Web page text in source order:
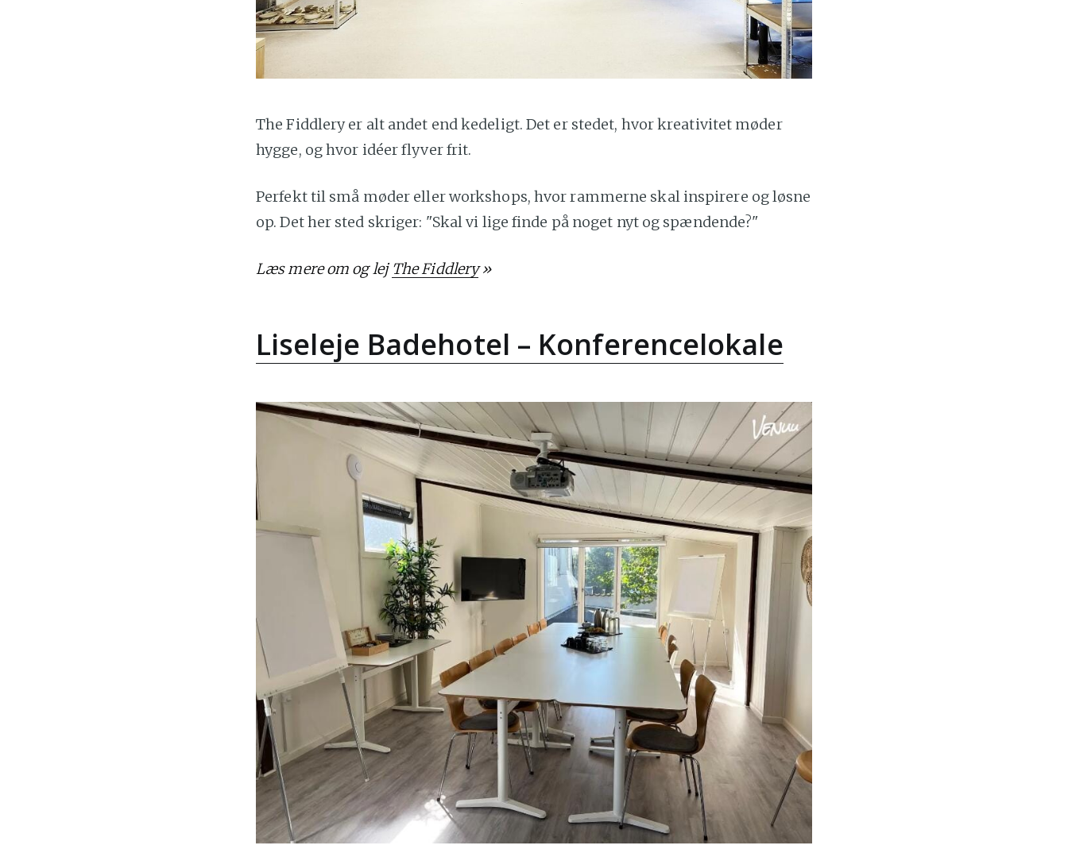
The Fiddlery er alt andet end kedeligt. Det er stedet, hvor kreativitet møder
hygge, og hvor idéer flyver frit.
Perfekt til små møder eller workshops, hvor rammerne skal inspirere og løsne
op. Det her sted skriger: "Skal vi lige finde på noget nyt og spændende?"
Læs mere om og lejThe Fiddlery»
Liseleje Badehotel – Konferencelokale